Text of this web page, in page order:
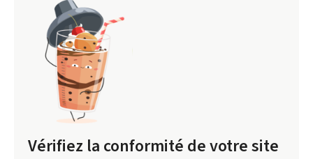
Vérifiez la conformité de votre site